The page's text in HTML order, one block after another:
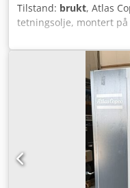
Tilstand: brukt, Atlas
tetningsolje, montert
inkludert
og ventilmanifold.
reservedeler og
kan lastes ned. Merk:
tilfredsstillende
Due Diligence Check»
skjema (EUS) fra
et betinget salg er
sluttbrukeren, må dette
BPDD- og EUS-
Dcjdpfxszmadms Akhsk